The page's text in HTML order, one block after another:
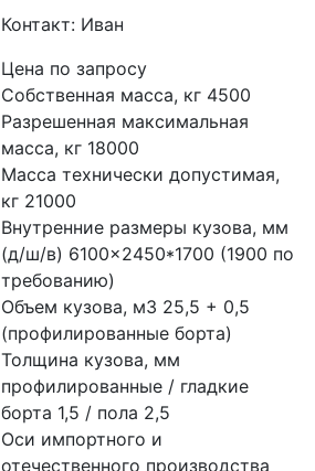
Контакт: Иван
Цена по запросу
Собственная масса, кг 4500
Разрешенная максимальная
масса, кг 18000
Масса технически допустимая,
кг 21000
Внутренние размеры кузова, мм
(д/ш/в) 6100×2450*1700 (1900 по
требованию)
Объем кузова, м3 25,5 + 0,5
(профилированные борта)
Толщина кузова, мм
профилированные / гладкие
борта 1,5 / пола 2,5
Оси импортного и
отечественного производства